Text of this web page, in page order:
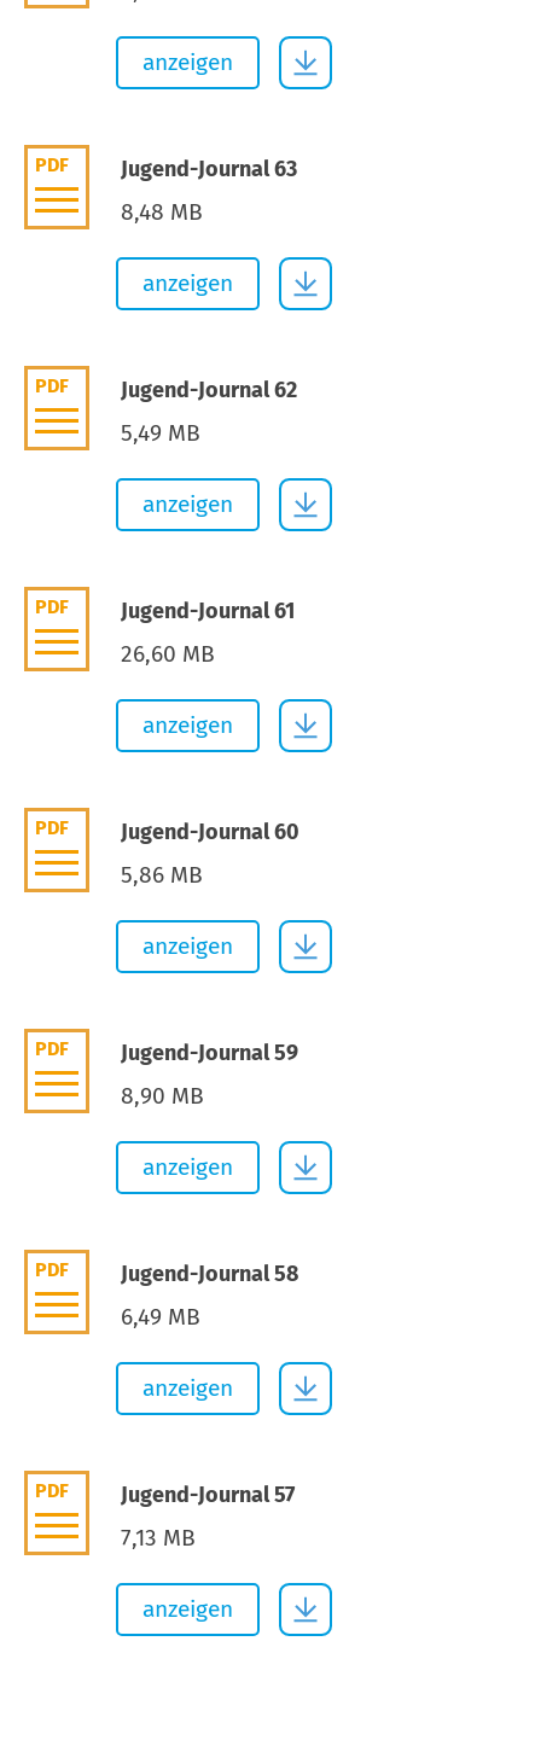
anzeigen
PDF Jugend-Journal 63
8,48 MB
anzeigen
PDF Jugend-Journal 62
5,49 MB
anzeigen
PDF Jugend-Journal 61
26,60 MB
anzeigen
PDF Jugend-Journal 60
5,86 MB
anzeigen
PDF Jugend-Journal 59
8,90 MB
anzeigen
PDF Jugend-Journal 58
6,49 MB
anzeigen
PDF Jugend-Journal 57
7,13 MB
anzeigen